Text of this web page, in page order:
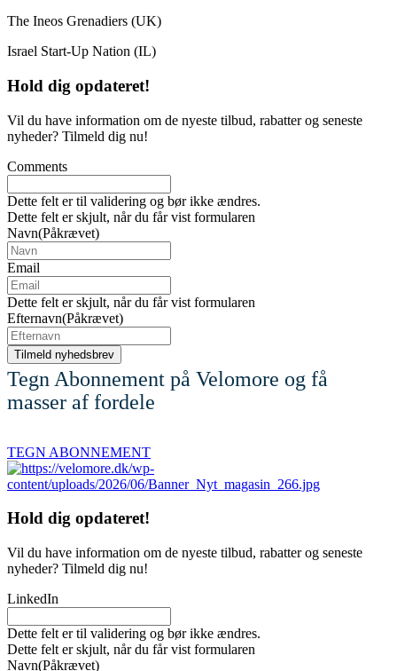
The Ineos Grenadiers (UK)
Israel Start-Up Nation (IL)
Hold dig opdateret!
Vil du have information om de nyeste tilbud, rabatter og seneste
nyheder? Tilmeld dig nu!
Comments
Dette felt er til validering og bør ikke ændres.
Dette felt er skjult, når du får vist formularen
Navn(Påkrævet)
Email
Dette felt er skjult, når du får vist formularen
Efternavn(Påkrævet)
Tegn Abonnement på Velomore og få
masser af fordele
TEGN ABONNEMENT
Hold dig opdateret!
Vil du have information om de nyeste tilbud, rabatter og seneste
nyheder? Tilmeld dig nu!
LinkedIn
Dette felt er til validering og bør ikke ændres.
Dette felt er skjult, når du får vist formularen
Navn(Påkrævet)